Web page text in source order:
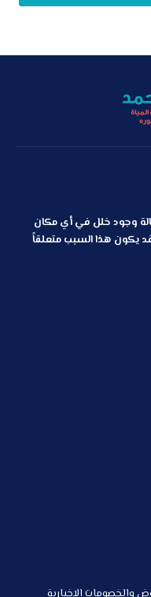
وجود خلل في أي مكان
قد يكون هذا السبب متعلقاً
الإخبارية